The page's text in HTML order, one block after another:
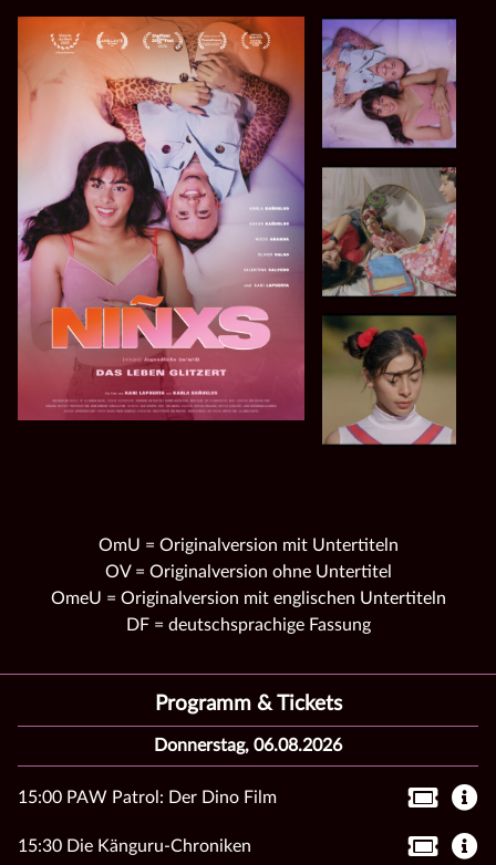
OmU = Originalversion mit Untertiteln
OV = Originalversion ohne Untertitel
OmeU = Originalversion mit englischen Untertiteln
DF = deutschsprachige Fassung
Programm & Tickets
Donnerstag, 06.08.2026
15:00 PAW Patrol: Der Dino Film
15:30 Die Känguru-Chroniken